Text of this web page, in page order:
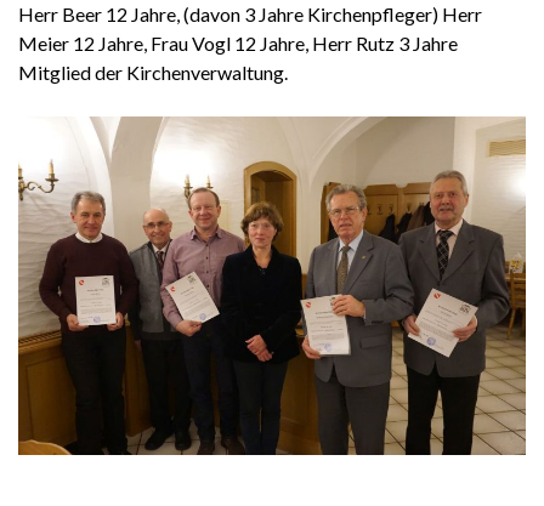
Herr Beer 12 Jahre, (davon 3 Jahre Kirchenpfleger) Herr
Meier 12 Jahre, Frau Vogl 12 Jahre, Herr Rutz 3 Jahre
Mitglied der Kirchenverwaltung.